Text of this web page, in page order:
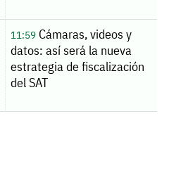
11:59Cámaras, videos y
datos: así será la nueva
estrategia de fiscalización
del SAT